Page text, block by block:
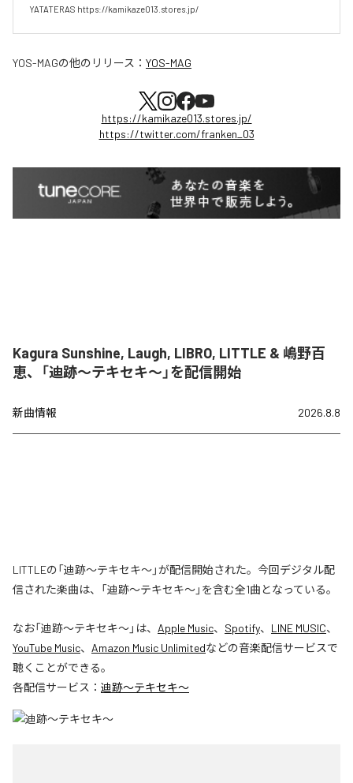
YATATERAS https://kamikaze013.stores.jp/
YOS-MAGの他のリリース： YOS-MAG
https://kamikaze013.stores.jp/
https://twitter.com/franken_03
Kagura Sunshine, Laugh, LIBRO, LITTLE & 嶋野百
恵、「迪跡〜テキセキ〜」を配信開始
新曲情報 2026.8.8
LITTLEの「迪跡〜テキセキ〜」が配信開始された。今回デジタル配
信された楽曲は、「迪跡〜テキセキ〜」を含む全1曲となっている。
なお「迪跡〜テキセキ〜」は、 Apple Music、 Spotify、 LINE MUSIC、
YouTube Music、 Amazon Music Unlimitedなどの音楽配信サービスで
聴くことができる。
各配信サービス： 迪跡〜テキセキ〜